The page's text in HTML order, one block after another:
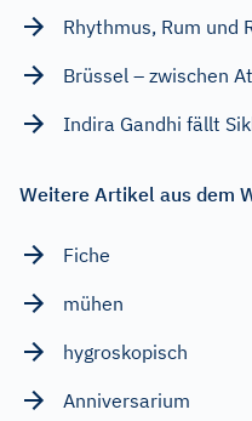
Rhythmus, Rum und
Brüssel – zwischen
Indira Gandhi fällt
Weitere Artikel aus dem
Fiche
mühen
hygroskopisch
Anniversarium